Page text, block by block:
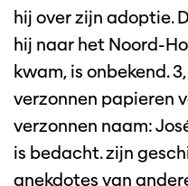
hij over zijn adoptie.
hij naar het Noord-
kwam, is onbekend.
verzonnen papieren
verzonnen naam:
is bedacht. zijn
anekdotes van